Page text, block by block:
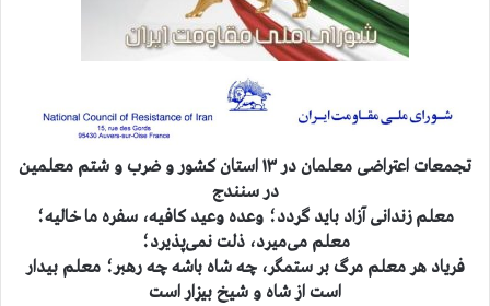
تجمعات اعتراضی معلمان در ۱۳ استان کشور و ضرب و شتم معلمین
در سنندج
معلم زندانی آزاد باید گردد؛ وعده وعید کافیه، سفره ما خالیه؛
معلم می‌میرد، ذلت نمی‌پذیرد؛
فرياد هر معلم مرگ بر ستمگر، چه شاه باشه چه رهبر؛ معلم بيدار
است از شاه و شيخ بيزار است